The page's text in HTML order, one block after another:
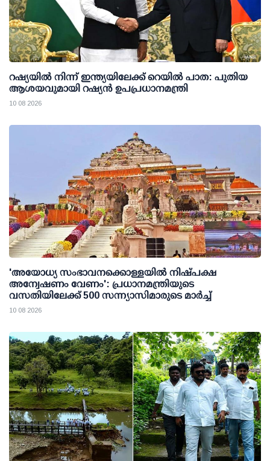
റഷ്യയില്‍ നിന്ന് ഇന്ത്യയിലേക്ക് റെയില്‍ പാത: പുതിയ
ആശയവുമായി റഷ്യന്‍ ഉപപ്രധാനമന്ത്രി
10 08 2026
'അയോധ്യ സംഭാവനക്കൊള്ളയില്‍ നിഷ്പക്ഷ
അന്വേഷണം വേണം': പ്രധാനമന്ത്രിയുടെ
വസതിയിലേക്ക് 500 സന്ന്യാസിമാരുടെ മാര്‍ച്ച്
10 08 2026